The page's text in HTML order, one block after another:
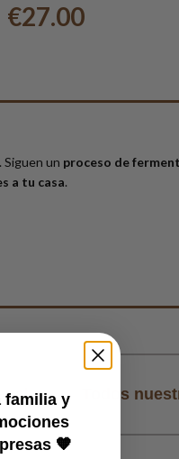
€27.00
Siguen un proceso de
a tu casa.
productos están
familia y
🧡